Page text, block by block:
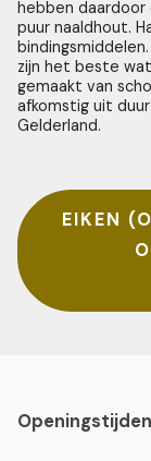
hebben
puur naaldhout.
zijn het beste
gemaakt van
afkomstig uit
Gelderland.
EIKEN